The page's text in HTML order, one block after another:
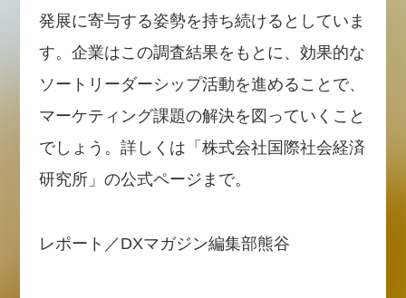
発展に寄与する姿勢を持ち続けるとしていま
す。企業はこの調査結果をもとに、効果的な
ソートリーダーシップ活動を進めることで、
マーケティング課題の解決を図っていくこと
でしょう。詳しくは「株式会社国際社会経済
研究所」の公式ページまで。
レポート／DXマガジン編集部熊谷